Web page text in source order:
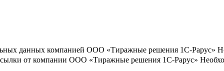
данных компанией ООО «Тиражные решения 1С-Рарус»
от компании ООО «Тиражные решения 1С-Рарус»